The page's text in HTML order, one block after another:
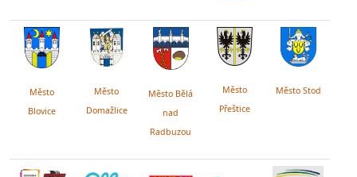
Město
Blovice
Město
Domažlice
Město Bělá
nad
Radbuzou
Město
Přeštice
Město Stod